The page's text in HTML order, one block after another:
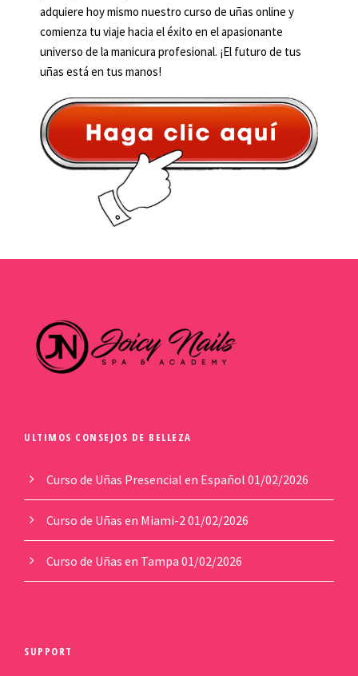
adquiere hoy mismo nuestro curso de uñas online y
comienza tu viaje hacia el éxito en el apasionante
universo de la manicura profesional. ¡El futuro de tus
uñas está en tus manos!
ULTIMOS CONSEJOS DE BELLEZA
Curso de Uñas Presencial en Español 01/02/2026
Curso de Uñas en Miami-2 01/02/2026
Curso de Uñas en Tampa 01/02/2026
SUPPORT